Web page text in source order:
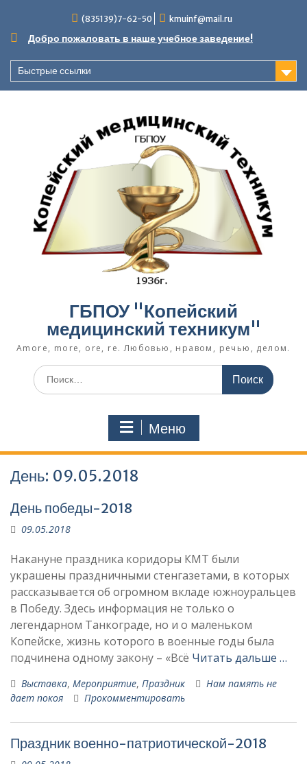
содержимому
(835139)7-62-50 kmuinf@mail.ru
Добро пожаловать в наше учебное заведение!
Быстрые ссылки
ГБПОУ "Копейский
медицинский техникум"
Amore, more, ore, re. Любовью, нравом, речью, делом.
Поиск
по:
Меню
День: 09.05.2018
День победы-2018
09.05.2018
Накануне праздника коридоры КМТ были
украшены праздничными стенгазетами, в которых
рассказывается об огромном вкладе южноуральцев
в Победу. Здесь информация не только о
легендарном Танкограде, но и о маленьком
Копейске, жизнь которого в военные годы была
подчинена одному закону – «Всё Читать дальше …
Выставка, Мероприятие, Праздник
Нам память не
дает покоя
Прокомментировать
Праздник военно-патриотической-2018